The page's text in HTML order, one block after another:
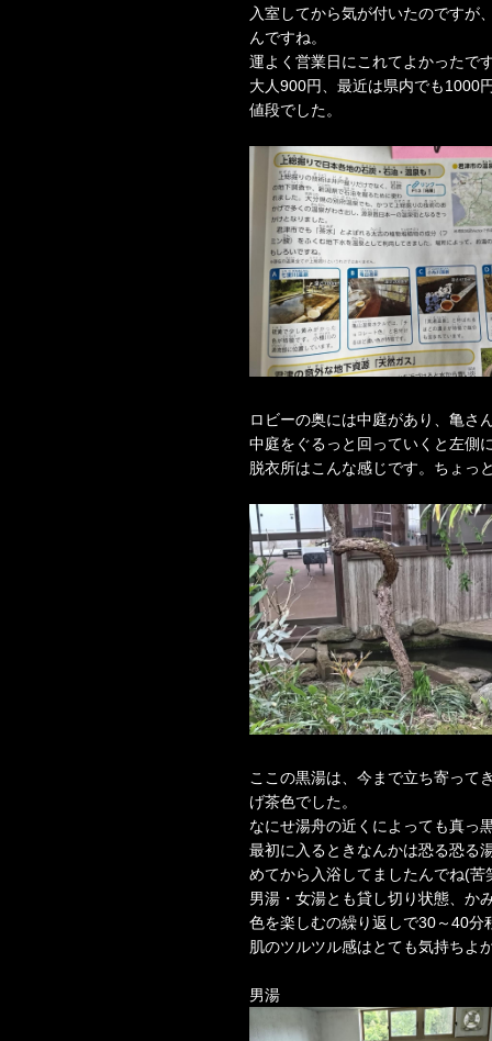
入室してから気が付いたのですが
んですね。
運よく営業日にこれてよかったで
大人900円、最近は県内でも1000
値段でした。
ロビーの奥には中庭があり、亀さ
中庭をぐるっと回っていくと左側
脱衣所はこんな感じです。ちょっ
ここの黒湯は、今まで立ち寄って
げ茶色でした。
なにせ湯舟の近くによっても真っ
最初に入るときなんかは恐る恐る
めてから入浴してましたんでね(苦
男湯・女湯とも貸し切り状態、か
色を楽しむの繰り返しで30～40分
肌のツルツル感はとても気持ちよ
男湯